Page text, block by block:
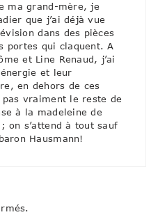
ma grand-mère, je
que j’ai déjà vue
dans des pièces
portes qui claquent. A
et Line Renaud, j’ai
et leur
en dehors de ces
vraiment le reste de
à la madeleine de
on s’attend à tout sauf
Hausmann!